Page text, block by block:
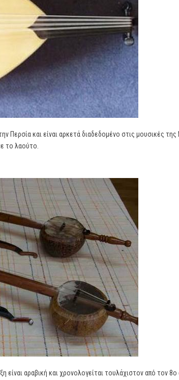
Περσία και είναι αρκετά διαδεδομένο στις μουσικές
το λαούτο.
είναι αραβική και χρονολογείται τουλάχιστον από τον